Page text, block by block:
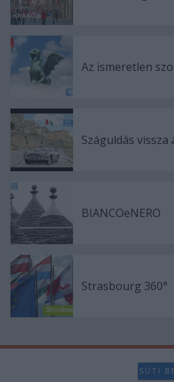
Az ismeretlen
Száguldás
BIANCOeNERO
Strasbourg 360°
SÜTI